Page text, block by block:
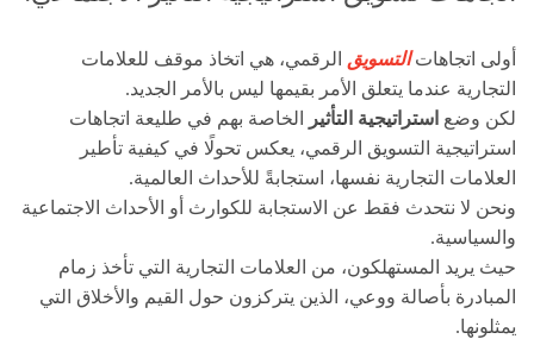
أولى اتجاهاتالتسويق الرقمي، هي اتخاذ موقف للعلامات
التجارية عندما يتعلق الأمر بقيمها ليس بالأمر الجديد.
لكن وضع استراتيجية التأثير
الخاصة بهم في طليعة اتجاهات
استراتيجية التسويق الرقمي، يعكس تحولًا في كيفية تأطير
العلامات التجارية نفسها، استجابةً للأحداث العالمية.
ونحن لا نتحدث فقط عن الاستجابة للكوارث أو الأحداث الاجتماعية
والسياسية.
حيث يريد المستهلكون، من العلامات التجارية التي تأخذ زمام
المبادرة بأصالة ووعي، الذين يتركزون حول القيم والأخلاق التي
يمثلونها.